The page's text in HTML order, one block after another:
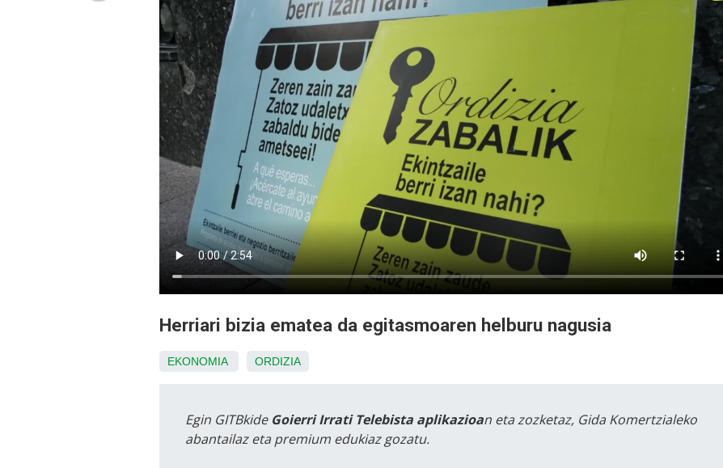
Herriari bizia ematea da egitasmoaren helburu nagusia
EKONOMIA ORDIZIA
Egin GITBkide Goierri Irrati Telebista aplikazioan eta zozketaz, Gida Komertzialeko
abantailaz eta premium edukiaz gozatu.